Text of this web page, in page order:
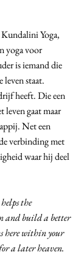
Kundalini Yoga,
yoga voor
is iemand die
leven staat.
heeft. Die een
leven gaat maar
Net een
verbinding met
waar hij deel
the
and build a better
here within your
a later heaven.